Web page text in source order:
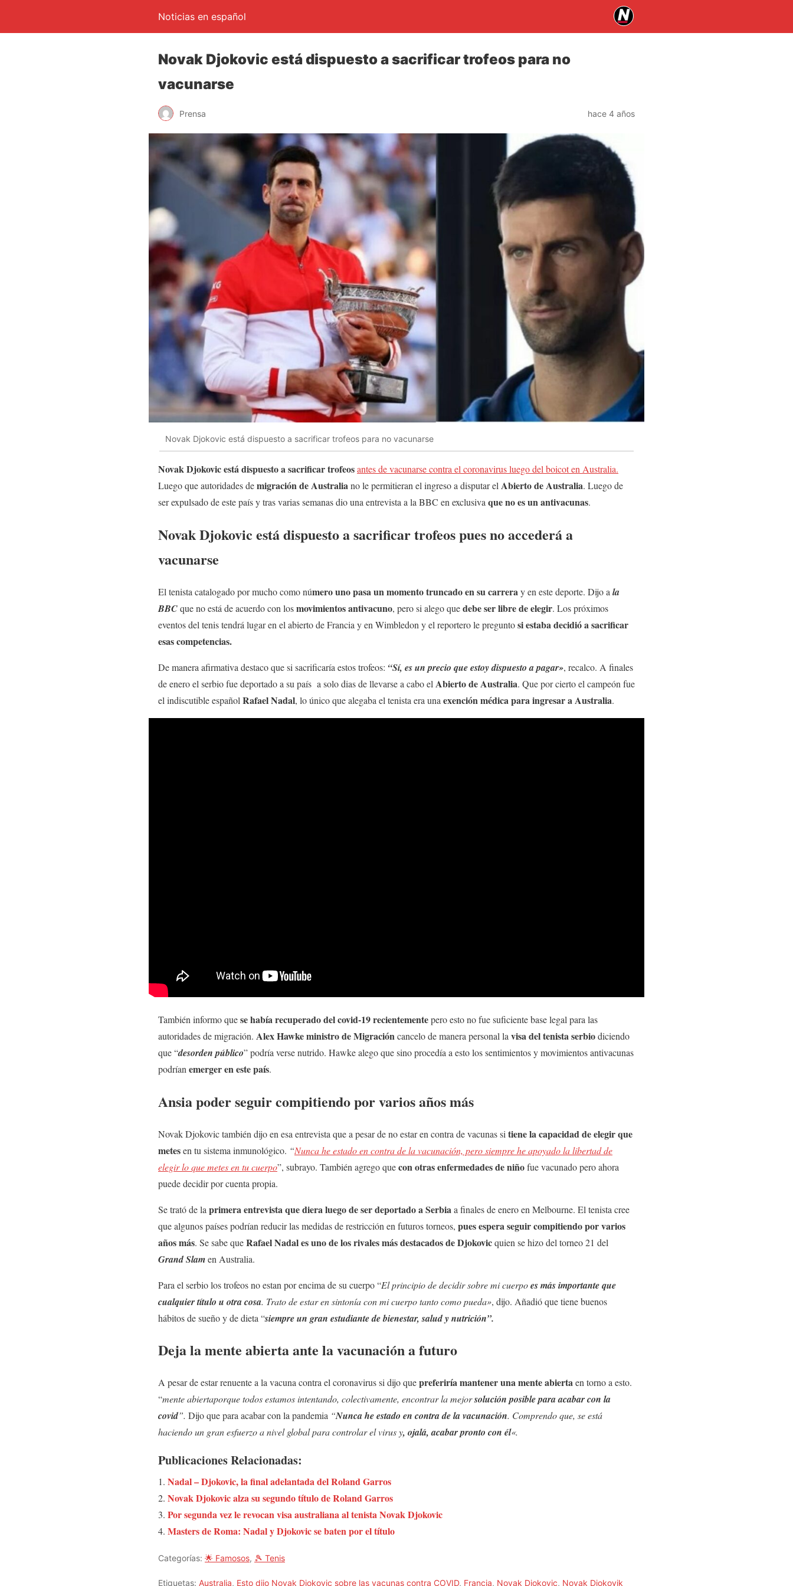
Noticias en español
Novak Djokovic está dispuesto a sacrificar trofeos para no
vacunarse
Prensa hace 4 años
Novak Djokovic está dispuesto a sacrificar trofeos para no vacunarse
Novak Djokovic está dispuesto a sacrificar trofeosantes de vacunarse contra el coronavirus luego del boicot en Australia.
Luego que autoridades demigración de Australiano le permitieran el ingreso a disputar elAbierto de Australia. Luego de
ser expulsado de este país y tras varias semanas dio una entrevista a la BBC en exclusivaque no es un antivacunas.
Novak Djokovic está dispuesto a sacrificar trofeos pues no accederá a
vacunarse
El tenista catalogado por mucho como número uno pasa un momento truncado en su carreray en este deporte. Dijo ala
BBCque no está de acuerdo con losmovimientos antivacuno, pero si alego quedebe ser libre de elegir. Los próximos
eventos del tenis tendrá lugar en el abierto de Francia y en Wimbledon y el reportero le preguntosi estaba decidió a sacrificar
esas competencias.
De manera afirmativa destaco que si sacrificaría estos trofeos: “Sí, es un precio que estoy dispuesto a pagar», recalco. A finales
de enero el serbio fue deportado a su país a solo dias de llevarse a cabo elAbierto de Australia. Que por cierto el campeón fue
el indiscutible españolRafael Nadal, lo único que alegaba el tenista era unaexención médica para ingresar a Australia.
También informo quese había recuperado del covid-19 recientementepero esto no fue suficiente base legal para las
autoridades de migración. Alex Hawke ministro de Migracióncancelo de manera personal la visa del tenista serbiodiciendo
que “desorden público” podría verse nutrido. Hawke alego que sino procedía a esto los sentimientos y movimientos antivacunas
podrían emerger en este país.
Ansia poder seguir compitiendo por varios años más
Novak Djokovic también dijo en esa entrevista que a pesar de no estar en contra de vacunas si tiene la capacidad de elegir que
metesen tu sistema inmunológico. “Nunca he estado en contra de la vacunación, pero siempre he apoyado la libertad de
elegir lo que metes en tu cuerpo”, subrayo. También agrego quecon otras enfermedades de niñofue vacunado pero ahora
puede decidir por cuenta propia.
Se trató de la primera entrevista que diera luego de ser deportado a Serbia a finales de enero en Melbourne. El tenista cree
que algunos países podrían reducir las medidas de restricción en futuros torneos, pues espera seguir compitiendo por varios
años más. Se sabe queRafael Nadal es uno de los rivales más destacados de Djokovicquien se hizo del torneo 21 del
Grand Slamen Australia.
Para el serbio los trofeos no estan por encima de su cuerpo “El principio de decidir sobre mi cuerpoes más importante que
cualquier título u otra cosa. Trato de estar en sintonía con mi cuerpo tanto como pueda», dijo. Añadió que tiene buenos
hábitos de sueño y de dieta “siempre un gran estudiante de bienestar, salud y nutrición”.
Deja la mente abierta ante la vacunación a futuro
A pesar de estar renuente a la vacuna contra el coronavirus si dijo quepreferiría mantener una mente abiertaen torno a esto.
“mente abiertaporque todos estamos intentando, colectivamente, encontrar la mejorsolución posible para acabar con la
covid”. Dijo que para acabar con la pandemia “Nunca he estado en contra de la vacunación. Comprendo que, se está
haciendo un gran esfuerzo a nivel global para controlar el virus y, ojalá, acabar pronto con él«.
Publicaciones Relacionadas:
Nadal – Djokovic, la final adelantada del Roland Garros
Novak Djokovic alza su segundo título de Roland Garros
Por segunda vez le revocan visa australiana al tenista Novak Djokovic
Masters de Roma: Nadal y Djokovic se baten por el título
Categorías: 🌟 Famosos, 🎾 Tenis
Etiquetas: Australia, Esto dijo Novak Djokovic sobre las vacunas contra COVID, Francia, Novak Djokovic, Novak Djokovik